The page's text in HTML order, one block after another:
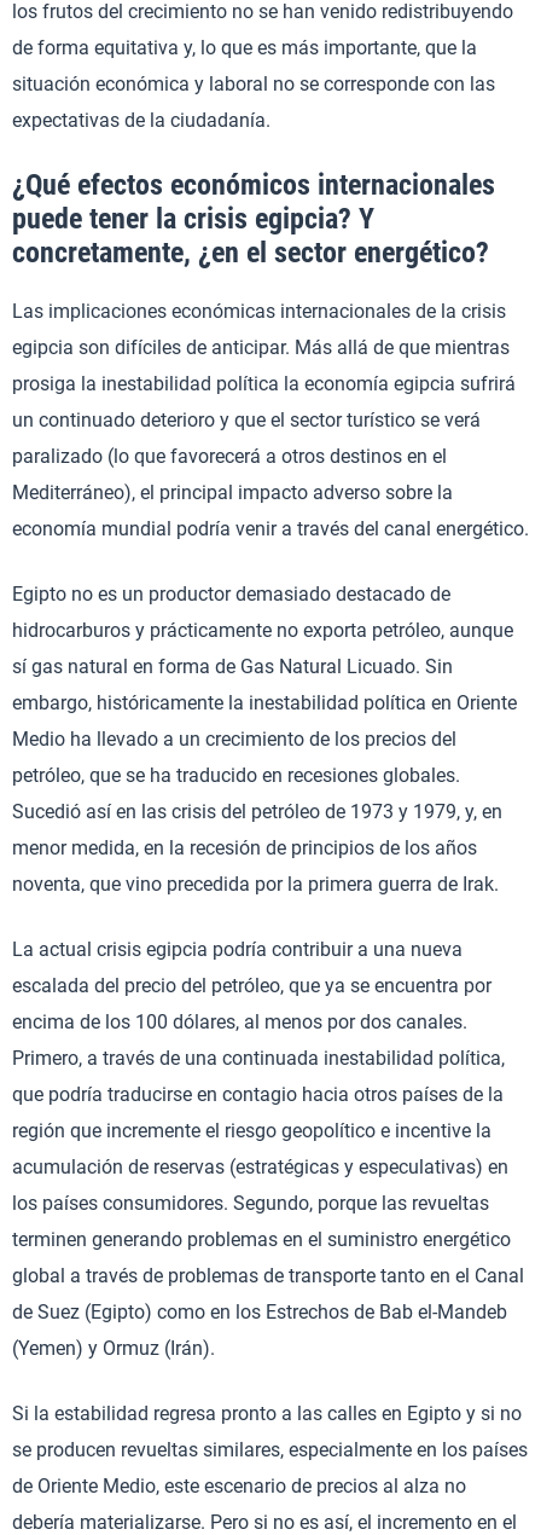
los frutos del crecimiento no se han venido redistribuyendo
de forma equitativa y, lo que es más importante, que la
situación económica y laboral no se corresponde con las
expectativas de la ciudadanía.
¿Qué efectos económicos internacionales
puede tener la crisis egipcia? Y
concretamente, ¿en el sector energético?
Las implicaciones económicas internacionales de la crisis
egipcia son difíciles de anticipar. Más allá de que mientras
prosiga la inestabilidad política la economía egipcia sufrirá
un continuado deterioro y que el sector turístico se verá
paralizado (lo que favorecerá a otros destinos en el
Mediterráneo), el principal impacto adverso sobre la
economía mundial podría venir a través del canal energético.
Egipto no es un productor demasiado destacado de
hidrocarburos y prácticamente no exporta petróleo, aunque
sí gas natural en forma de Gas Natural Licuado. Sin
embargo, históricamente la inestabilidad política en Oriente
Medio ha llevado a un crecimiento de los precios del
petróleo, que se ha traducido en recesiones globales.
Sucedió así en las crisis del petróleo de 1973 y 1979, y, en
menor medida, en la recesión de principios de los años
noventa, que vino precedida por la primera guerra de Irak.
La actual crisis egipcia podría contribuir a una nueva
escalada del precio del petróleo, que ya se encuentra por
encima de los 100 dólares, al menos por dos canales.
Primero, a través de una continuada inestabilidad política,
que podría traducirse en contagio hacia otros países de la
región que incremente el riesgo geopolítico e incentive la
acumulación de reservas (estratégicas y especulativas) en
los países consumidores. Segundo, porque las revueltas
terminen generando problemas en el suministro energético
global a través de problemas de transporte tanto en el Canal
de Suez (Egipto) como en los Estrechos de Bab el-Mandeb
(Yemen) y Ormuz (Irán).
Si la estabilidad regresa pronto a las calles en Egipto y si no
se producen revueltas similares, especialmente en los países
de Oriente Medio, este escenario de precios al alza no
debería materializarse. Pero si no es así, el incremento en el